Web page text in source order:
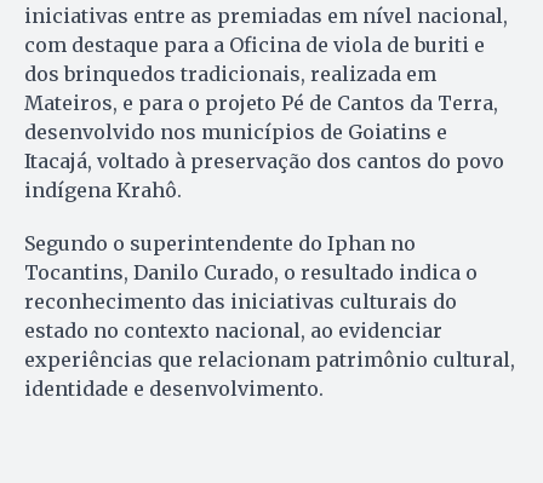
iniciativas entre as premiadas em nível nacional,
com destaque para a Oficina de viola de buriti e
dos brinquedos tradicionais, realizada em
Mateiros, e para o projeto Pé de Cantos da Terra,
desenvolvido nos municípios de Goiatins e
Itacajá, voltado à preservação dos cantos do povo
indígena Krahô.
Segundo o superintendente do Iphan no
Tocantins, Danilo Curado, o resultado indica o
reconhecimento das iniciativas culturais do
estado no contexto nacional, ao evidenciar
experiências que relacionam patrimônio cultural,
identidade e desenvolvimento.